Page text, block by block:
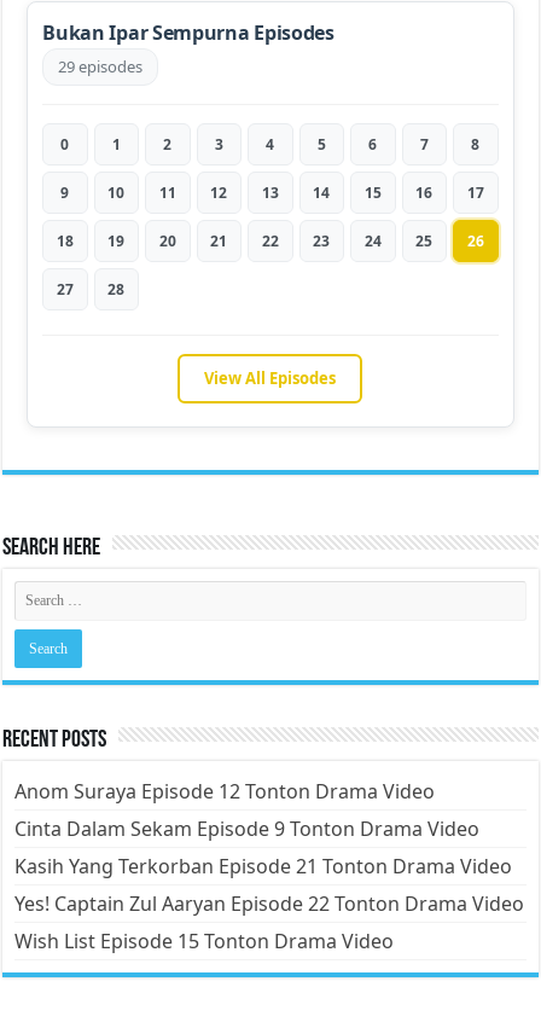
Bukan Ipar Sempurna Episodes
29 episodes
0 1 2 3 4 5 6 7 8
9 10 11 12 13 14 15 16 17
18 19 20 21 22 23 24 25 26
27 28
View All Episodes
Search Here
Recent Posts
Anom Suraya Episode 12 Tonton Drama Video
Cinta Dalam Sekam Episode 9 Tonton Drama Video
Kasih Yang Terkorban Episode 21 Tonton Drama Video
Yes! Captain Zul Aaryan Episode 22 Tonton Drama Video
Wish List Episode 15 Tonton Drama Video